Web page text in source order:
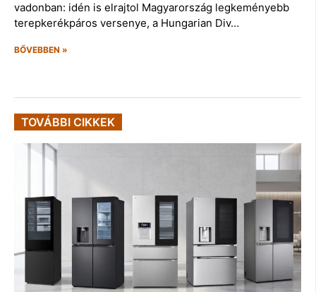
vadonban: idén is elrajtol Magyarország legkeményebb
terepkerékpáros versenye, a Hungarian Div…
BŐVEBBEN »
TOVÁBBI CIKKEK